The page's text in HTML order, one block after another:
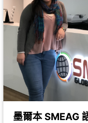
墨爾本 SMEAG